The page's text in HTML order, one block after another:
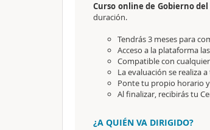
Curso online de Gobierno
duración.
Tendrás 3 meses para
Acceso a la plataforma
Compatible con
La evaluación se realiza
Ponte tu propio horario
Al finalizar, recibirás tu
¿A QUIÉN VA DIRIGIDO?